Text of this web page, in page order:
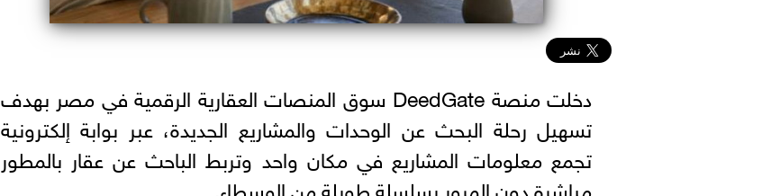
دخلت منصة DeedGate سوق المنصات العقارية الرقمية في مصر بهدف
تسهيل رحلة البحث عن الوحدات والمشاريع الجديدة، عبر بوابة إلكترونية
تجمع معلومات المشاريع في مكان واحد وتربط الباحث عن عقار بالمطور
مباشرة دون المرور بسلسلة طويلة من الوسطاء.